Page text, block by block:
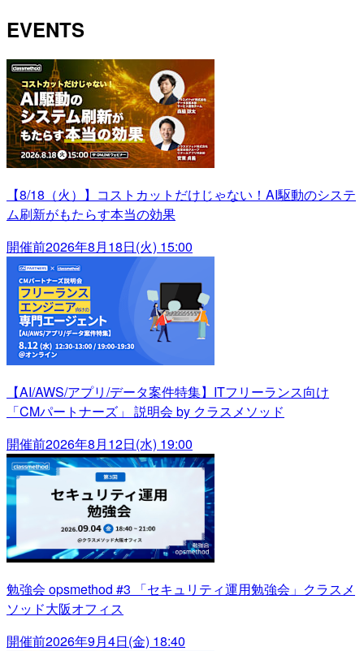
EVENTS
【8/18（火）】コストカットだけじゃない！AI駆動のシステ
ム刷新がもたらす本当の効果
開催前2026年8月18日(火) 15:00
【AI/AWS/アプリ/データ案件特集】ITフリーランス向け
「CMパートナーズ」 説明会 by クラスメソッド
開催前2026年8月12日(水) 19:00
勉強会 opsmethod #3 「セキュリティ運用勉強会」クラスメ
ソッド大阪オフィス
開催前2026年9月4日(金) 18:40